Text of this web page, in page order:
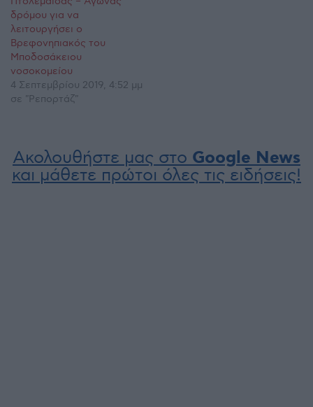
δρόμου για να
λειτουργήσει ο
Βρεφονηπιακός του
Μποδοσάκειου
νοσοκομείου
4 Σεπτεμβρίου 2019, 4:52 μμ
σε "Ρεπορτάζ"
Ακολουθήστε μας στο Google News
και μάθετε πρώτοι όλες τις ειδήσεις!